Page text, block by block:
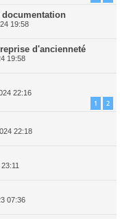
documentation
19:58
d'ancienneté
19:58
22:16
1 2
22:18
07:36